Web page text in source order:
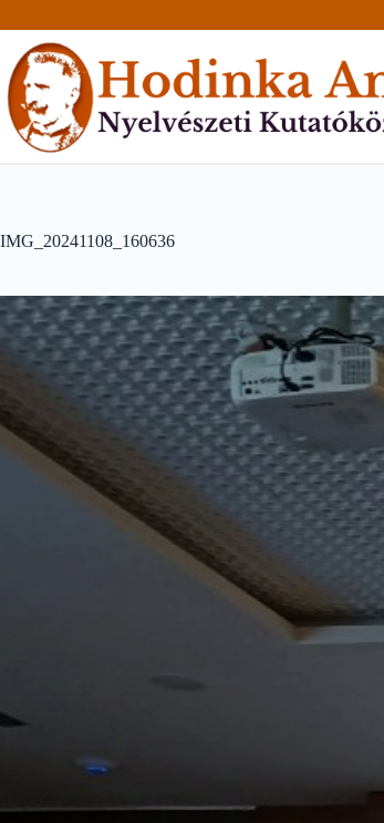
to
content
IMG_20241108_160636